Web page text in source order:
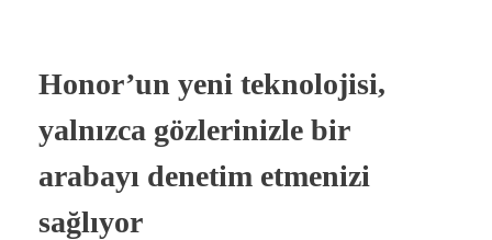
Honor’un yeni teknolojisi,
yalnızca gözlerinizle bir
arabayı denetim etmenizi
sağlıyor